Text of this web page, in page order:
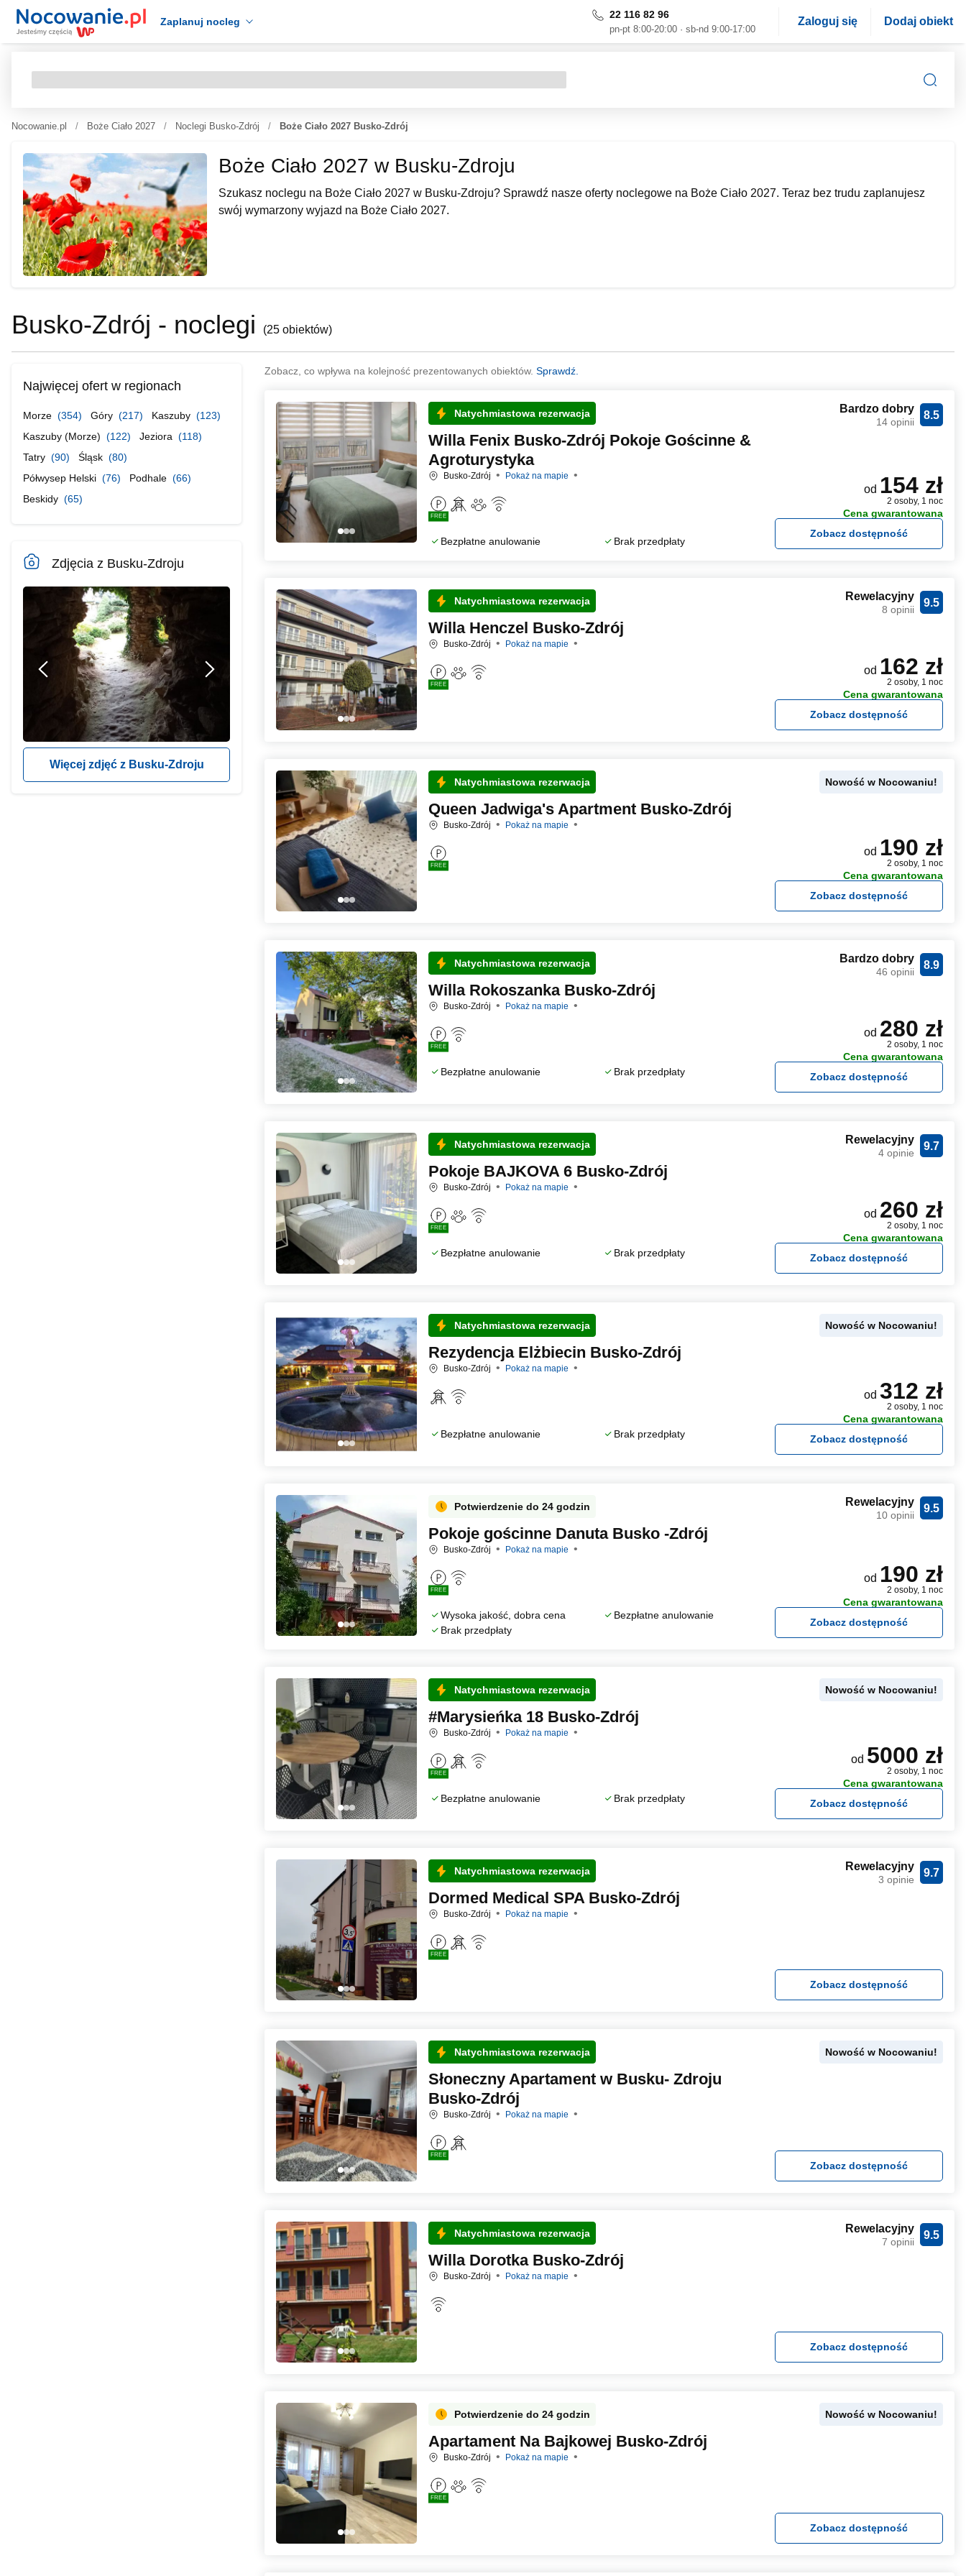
Zaplanuj nocleg
22 116 82 96
pn-pt 8:00-20:00 · sb-nd 9:00-17:00
Zaloguj się Dodaj obiekt
Nocowanie.pl Boże Ciało 2027 Noclegi Busko-Zdrój Boże Ciało 2027 Busko-Zdrój
Boże Ciało 2027 w Busku-Zdroju
Szukasz noclegu na Boże Ciało 2027 w Busku-Zdroju? Sprawdź nasze oferty noclegowe na Boże Ciało 2027. Teraz bez trudu zaplanujesz
swój wymarzony wyjazd na Boże Ciało 2027.
Busko-Zdrój - noclegi (25 obiektów)
Zobacz, co wpływa na kolejność prezentowanych obiektów. Sprawdź.
Natychmiastowa rezerwacja
Willa Fenix Busko‑Zdrój Pokoje Gościnne &
Agroturystyka
Busko-Zdrój Pokaż na mapie
FREE
Bezpłatne anulowanie Brak przedpłaty
8.5
Bardzo dobry
14 opinii
od 154 zł
2 osoby, 1 noc
Cena gwarantowana
Zobacz dostępność
Natychmiastowa rezerwacja
Willa Henczel Busko-Zdrój
Busko-Zdrój Pokaż na mapie
FREE
9.5
Rewelacyjny
8 opinii
od 162 zł
2 osoby, 1 noc
Cena gwarantowana
Zobacz dostępność
Natychmiastowa rezerwacja
Queen Jadwiga's Apartment Busko-Zdrój
Busko-Zdrój Pokaż na mapie
FREE
Nowość w Nocowaniu!
od 190 zł
2 osoby, 1 noc
Cena gwarantowana
Zobacz dostępność
Natychmiastowa rezerwacja
Willa Rokoszanka Busko-Zdrój
Busko-Zdrój Pokaż na mapie
FREE
Bezpłatne anulowanie Brak przedpłaty
8.9
Bardzo dobry
46 opinii
od 280 zł
2 osoby, 1 noc
Cena gwarantowana
Zobacz dostępność
Natychmiastowa rezerwacja
Pokoje BAJKOVA 6 Busko-Zdrój
Busko-Zdrój Pokaż na mapie
FREE
Bezpłatne anulowanie Brak przedpłaty
9.7
Rewelacyjny
4 opinie
od 260 zł
2 osoby, 1 noc
Cena gwarantowana
Zobacz dostępność
Natychmiastowa rezerwacja
Rezydencja Elżbiecin Busko-Zdrój
Busko-Zdrój Pokaż na mapie
Bezpłatne anulowanie Brak przedpłaty
Nowość w Nocowaniu!
od 312 zł
2 osoby, 1 noc
Cena gwarantowana
Zobacz dostępność
Potwierdzenie do 24 godzin
Pokoje gościnne Danuta Busko -Zdrój
Busko-Zdrój Pokaż na mapie
FREE
Wysoka jakość, dobra cena
Bezpłatne anulowanie
Brak przedpłaty
9.5
Rewelacyjny
10 opinii
od 190 zł
2 osoby, 1 noc
Cena gwarantowana
Zobacz dostępność
Natychmiastowa rezerwacja
#Marysieńka 18 Busko-Zdrój
Busko-Zdrój Pokaż na mapie
FREE
Bezpłatne anulowanie Brak przedpłaty
Nowość w Nocowaniu!
od 5000 zł
2 osoby, 1 noc
Cena gwarantowana
Zobacz dostępność
Natychmiastowa rezerwacja
Dormed Medical SPA Busko-Zdrój
Busko-Zdrój Pokaż na mapie
FREE
9.7
Rewelacyjny
3 opinie
Zobacz dostępność
Natychmiastowa rezerwacja
Słoneczny Apartament w Busku- Zdroju
Busko-Zdrój
Busko-Zdrój Pokaż na mapie
FREE
Nowość w Nocowaniu!
Zobacz dostępność
Natychmiastowa rezerwacja
Willa Dorotka Busko-Zdrój
Busko-Zdrój Pokaż na mapie
9.5
Rewelacyjny
7 opinii
Zobacz dostępność
Potwierdzenie do 24 godzin
Apartament Na Bajkowej Busko-Zdrój
Busko-Zdrój Pokaż na mapie
FREE
Nowość w Nocowaniu!
Zobacz dostępność
Najwięcej ofert w regionach
Morze (354) Góry (217) Kaszuby (123)
Kaszuby (Morze) (122) Jeziora (118)
Tatry (90) Śląsk (80)
Półwysep Helski (76) Podhale (66)
Beskidy (65)
Zdjęcia z Busku-Zdroju
Więcej zdjęć z Busku-Zdroju